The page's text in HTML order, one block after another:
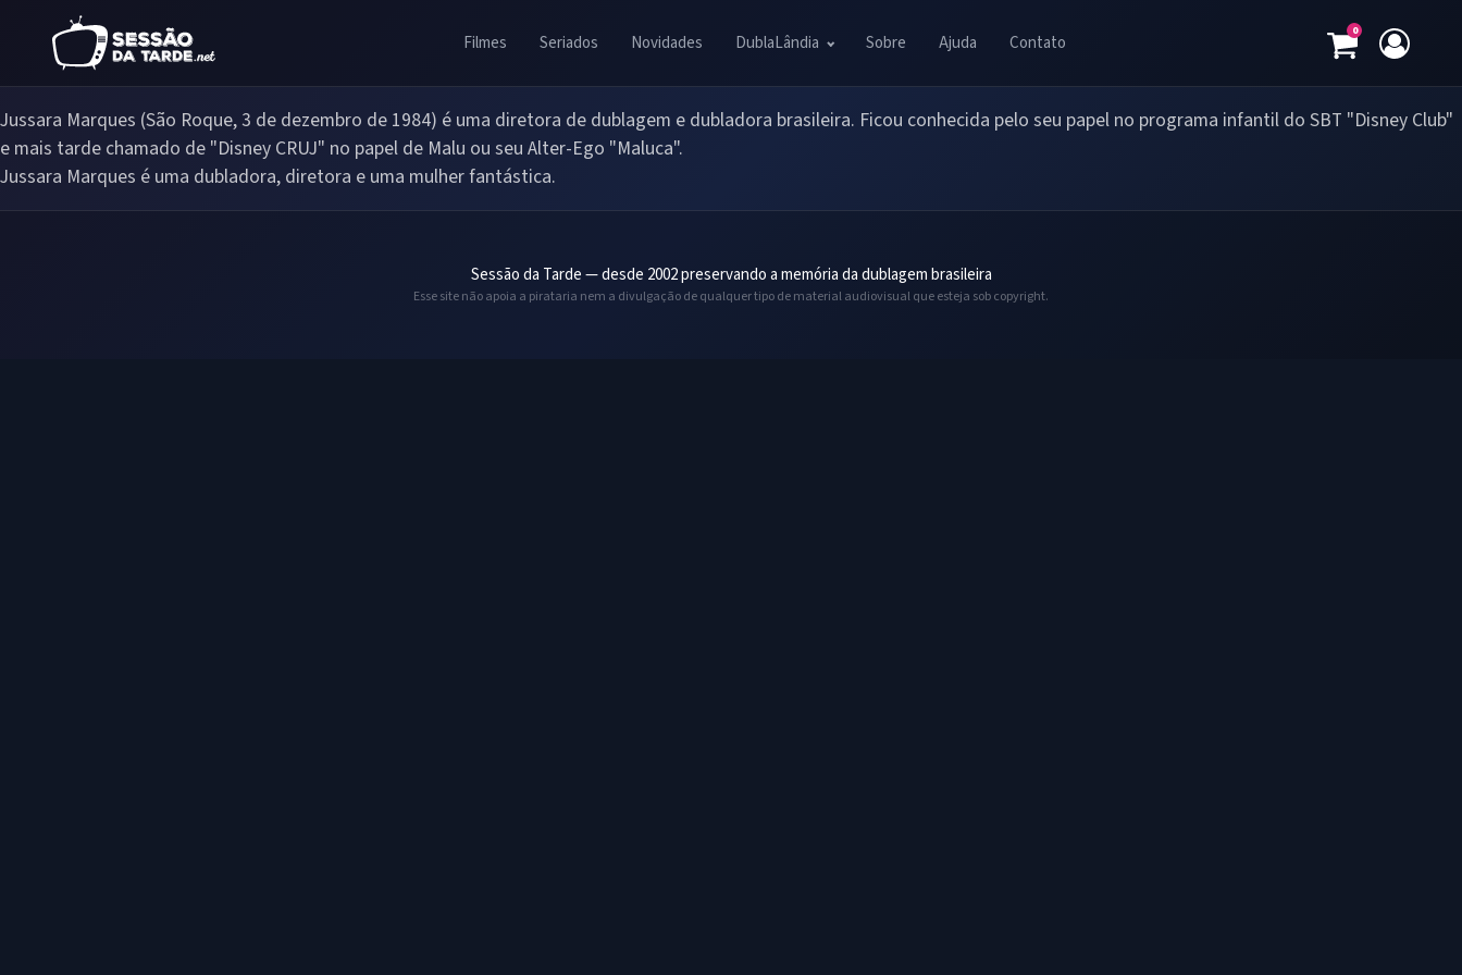
Filmes Seriados Novidades DublaLândia Sobre Ajuda Contato
0
Jussara Marques (São Roque, 3 de dezembro de 1984) é uma diretora de dublagem e dubladora brasileira. Ficou conhecida pelo seu papel no programa infantil do SBT "Disney Club"
e mais tarde chamado de "Disney CRUJ" no papel de Malu ou seu Alter-Ego "Maluca".
Jussara Marques é uma dubladora, diretora e uma mulher fantástica.
Sessão da Tarde — desde 2002 preservando a memória da dublagem brasileira
Esse site não apoia a pirataria nem a divulgação de qualquer tipo de material audiovisual que esteja sob copyright.